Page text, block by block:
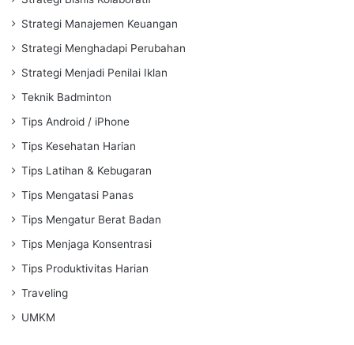
Strategi Manajemen Keuangan
Strategi Menghadapi Perubahan
Strategi Menjadi Penilai Iklan
Teknik Badminton
Tips Android / iPhone
Tips Kesehatan Harian
Tips Latihan & Kebugaran
Tips Mengatasi Panas
Tips Mengatur Berat Badan
Tips Menjaga Konsentrasi
Tips Produktivitas Harian
Traveling
UMKM